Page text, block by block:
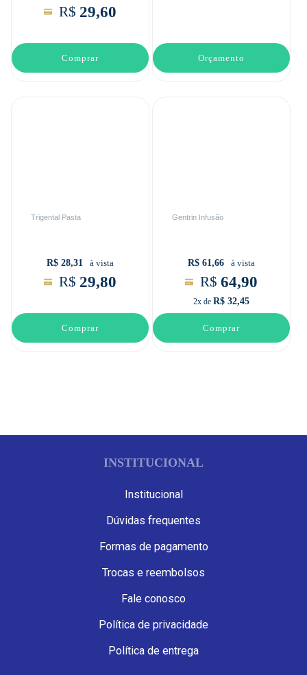
R$ 29,60
Comprar Orçamento
Trigental Pasta
R$ 28,31 à vista
R$ 29,80
Comprar
Gentrin Infusão
R$ 61,66 à vista
R$ 64,90
2x de R$ 32,45
Comprar
INSTITUCIONAL
Institucional
Dúvidas frequentes
Formas de pagamento
Trocas e reembolsos
Fale conosco
Política de privacidade
Política de entrega